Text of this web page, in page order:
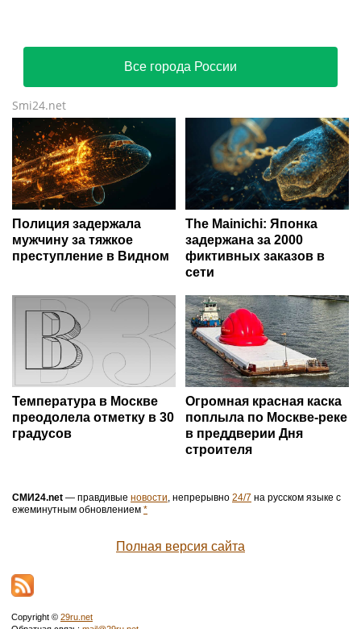
Все города России
Smi24.net
Полиция задержала
мужчину за тяжкое
преступление в Видном
The Mainichi: Японка
задержана за 2000
фиктивных заказов в
сети
Температура в Москве
преодолела отметку в 30
градусов
Огромная красная каска
поплыла по Москве-реке
в преддверии Дня
строителя
СМИ24.net — правдивые новости, непрерывно 24/7 на русском языке с
ежеминутным обновлением *
Полная версия сайта
Copyright © 29ru.net